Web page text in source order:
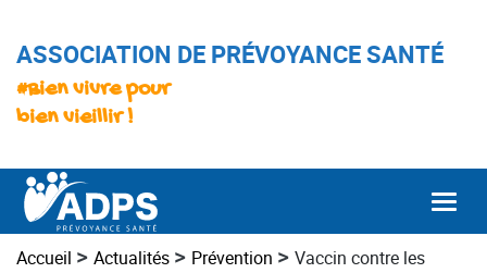
ASSOCIATION DE PRÉVOYANCE SANTÉ
#Bien vivre pour
bien vieillir !
Accueil > Actualités > Prévention > Vaccin contre les